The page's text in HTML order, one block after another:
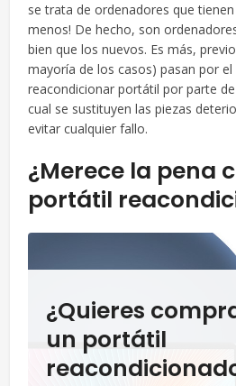
se trata de ordenadores que
menos! De hecho, son
bien que los nuevos. Es más,
mayoría de los casos) pasan por
reacondicionar portátil por parte
cual se sustituyen las piezas
evitar cualquier fallo.
¿Merece la pena
portátil
¿Quieres
un portátil